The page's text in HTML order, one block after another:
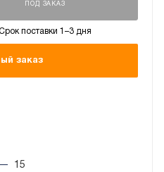
ПОД ЗАКАЗ
поставки 1–3 дня
заказ
15